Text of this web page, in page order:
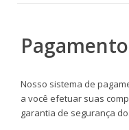
Nosso sistema de
a você efetuar suas
garantia de segurança